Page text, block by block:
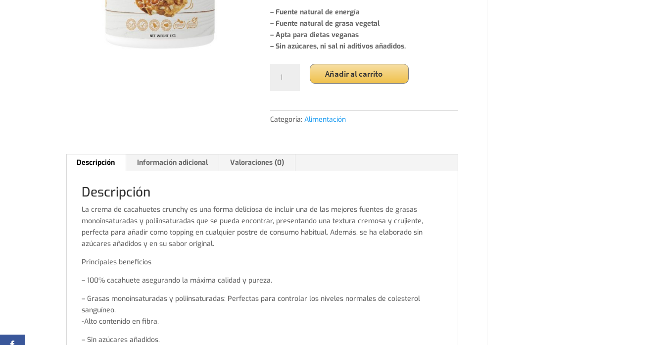
– Fuente natural de energía
– Fuente natural de grasa vegetal
– Apta para dietas veganas
– Sin azúcares, ni sal ni aditivos añadidos.
BUTTER
cantidad
Añadir al carrito
Categoría:Alimentación
Descripción Información adicional Valoraciones (0)
Descripción
La crema de cacahuetes crunchy es una forma deliciosa de incluir una de las mejores fuentes de grasas
monoinsaturadas y poliinsaturadas que se pueda encontrar, presentando una textura cremosa y crujiente,
perfecta para añadir como topping en cualquier postre de consumo habitual. Además, se ha elaborado sin
azúcares añadidos y en su sabor original.
Principales beneficios
– 100% cacahuete asegurando la máxima calidad y pureza.
– Grasas monoinsaturadas y poliinsaturadas: Perfectas para controlar los niveles normales de colesterol
sanguíneo.
-Alto contenido en fibra.
– Sin azúcares añadidos.